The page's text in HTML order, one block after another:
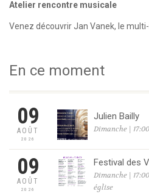
Atelier rencontre musicale
Venez découvrir Jan Vanek, le
En ce moment
09
AOÛT
2026
Julien Bailly
Dimanche |
09
AOÛT
2026
Festival des
Dimanche |
église